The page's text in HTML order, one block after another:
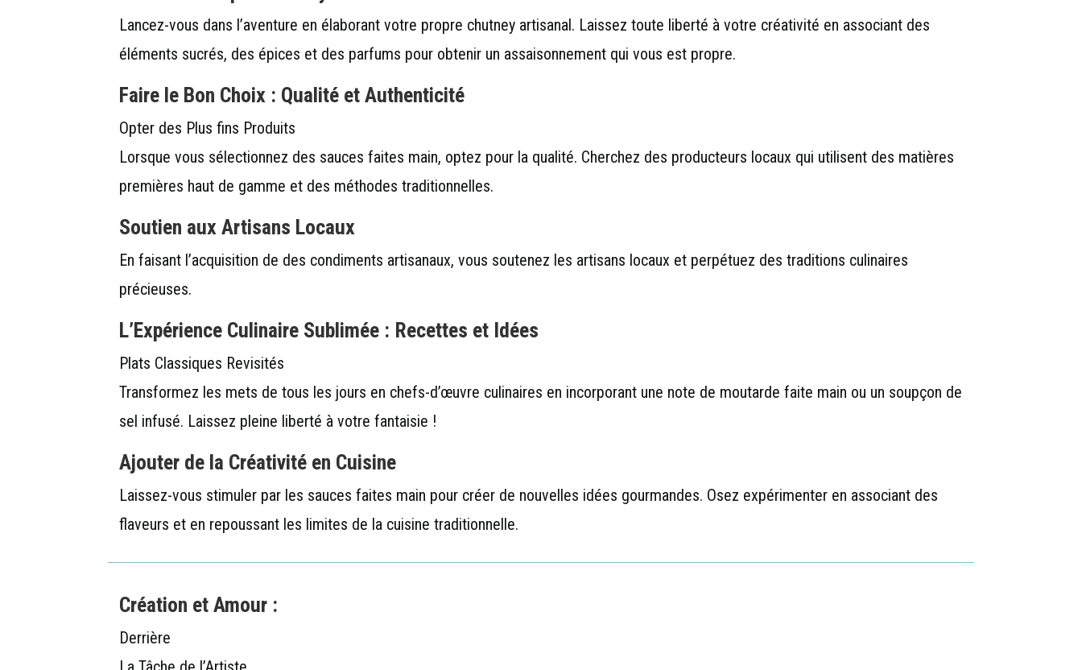
Lancez-vous dans l’aventure en élaborant votre propre chutney artisanal. Laissez toute liberté à votre créativité en associant des
éléments sucrés, des épices et des parfums pour obtenir un assaisonnement qui vous est propre.
Faire le Bon Choix : Qualité et Authenticité
Opter des Plus fins Produits
Lorsque vous sélectionnez des sauces faites main, optez pour la qualité. Cherchez des producteurs locaux qui utilisent des matières
premières haut de gamme et des méthodes traditionnelles.
Soutien aux Artisans Locaux
En faisant l’acquisition de des condiments artisanaux, vous soutenez les artisans locaux et perpétuez des traditions culinaires
précieuses.
L’Expérience Culinaire Sublimée : Recettes et Idées
Plats Classiques Revisités
Transformez les mets de tous les jours en chefs-d’œuvre culinaires en incorporant une note de moutarde faite main ou un soupçon de
sel infusé. Laissez pleine liberté à votre fantaisie !
Ajouter de la Créativité en Cuisine
Laissez-vous stimuler par les sauces faites main pour créer de nouvelles idées gourmandes. Osez expérimenter en associant des
flaveurs et en repoussant les limites de la cuisine traditionnelle.
Création et Amour :
Derrière